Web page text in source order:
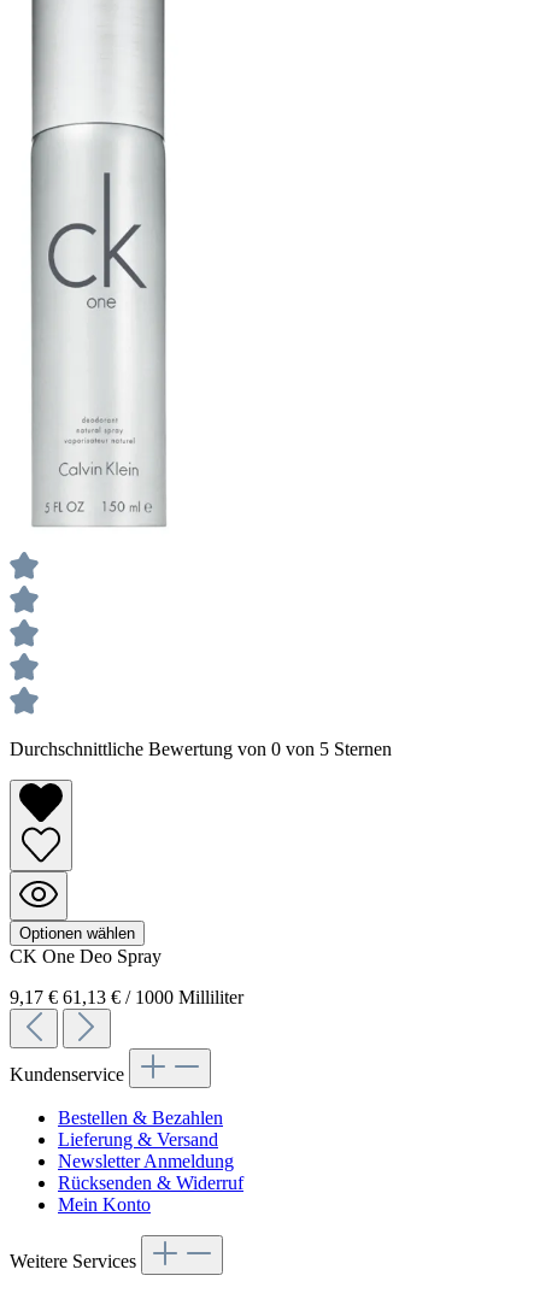
Durchschnittliche Bewertung von 0 von 5 Sternen
Optionen wählen
CK One Deo Spray
9,17 € 61,13 € / 1000 Milliliter
Kundenservice
Bestellen & Bezahlen
Lieferung & Versand
Newsletter Anmeldung
Rücksenden & Widerruf
Mein Konto
Weitere Services